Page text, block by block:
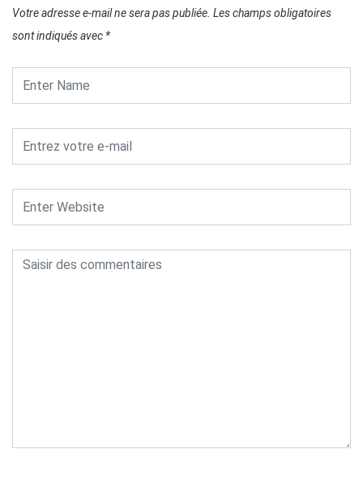
Votre adresse e-mail ne sera pas publiée. Les champs obligatoires
sont indiqués avec *